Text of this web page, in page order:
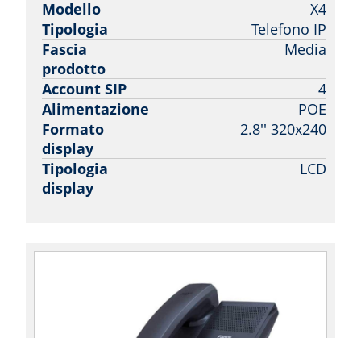
Modello
X4
Tipologia
Telefono IP
Fascia
prodotto
Media
Account SIP
4
Alimentazione
POE
Formato
display
2.8'' 320x240
Tipologia
display
LCD